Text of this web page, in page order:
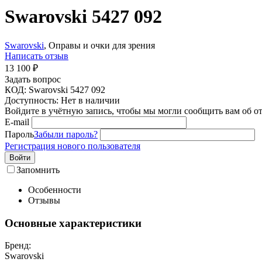
Swarovski 5427 092
Swarovski, Оправы и очки для зрения
Написать отзыв
13 100 ₽
Задать вопрос
КОД: Swarovski 5427 092
Доступность: Нет в наличии
Войдите в учётную запись, чтобы мы могли сообщить вам об
E-mail
ПарольЗабыли пароль?
Регистрация нового пользователя
Войти
Запомнить
Особенности
Отзывы
Основные характеристики
Бренд:
Swarovski